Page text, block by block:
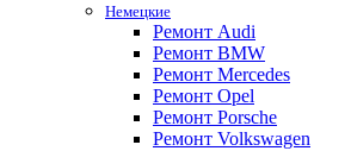
Немецкие
Ремонт Audi
Ремонт BMW
Ремонт Mercedes
Ремонт Opel
Ремонт Porsche
Ремонт Volkswagen